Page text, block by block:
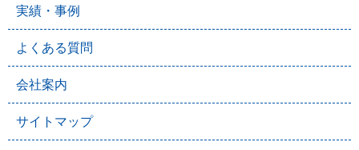
実績・事例
よくある質問
会社案内
サイトマップ